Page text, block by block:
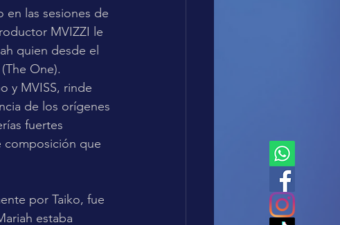
en las sesiones de
MVIZZI le
quien desde el
One).
y MVISS, rinde
de los orígenes
fuertes
composición que
por Taiko, fue
estaba